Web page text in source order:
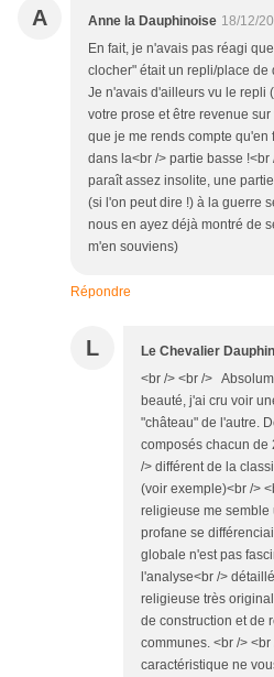
A Anne la Dauphinoise 18/12/
En fait, je n'avais pas réagi
clocher" était un repli/place de
Je n'avais d'ailleurs vu le repli
votre prose et être revenue
que je me rends compte qu'en
dans la<br /> partie basse
paraît assez insolite, une
(si l'on peut dire !) à la guerre
nous en ayez déjà montré de
m'en souviens)
Répondre
L Le Chevalier
<br /> <br />
beauté, j'ai cru voir
"château" de l'autre.
composés chacun de
/> différent de la
(voir exemple)<br />
religieuse me semble
profane se
globale n'est pas
l'analyse<br />
religieuse très
de construction et de
communes. <br />
caractéristique ne